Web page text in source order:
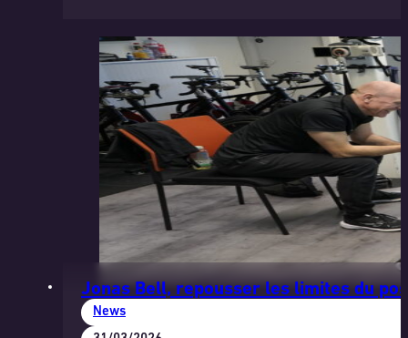
Jonas Bell, repousser les limites du
News